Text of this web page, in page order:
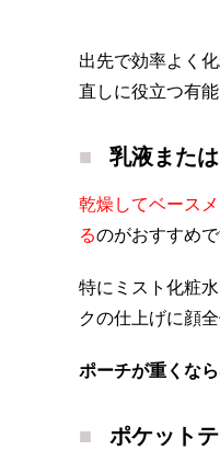
出先で効率よく
直しに役立つ有
乳液また
乾燥してベース
るのがおすすめで
特にミスト化粧
クの仕上げに顔
ポーチが重くな
ポケット